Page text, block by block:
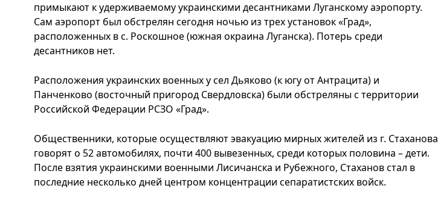
примыкают к удерживаемому украинскими десантниками Луганскому аэропорту.
Сам аэропорт был обстрелян сегодня ночью из трех установок «Град»,
расположенных в с. Роскошное (южная окраина Луганска). Потерь среди
десантников нет.
Расположения украинских военных у сел Дьяково (к югу от Антрацита) и
Панченково (восточный пригород Свердловска) были обстреляны с территории
Российской Федерации РСЗО «Град».
Общественники, которые осуществляют эвакуацию мирных жителей из г. Стаханова
говорят о 52 автомобилях, почти 400 вывезенных, среди которых половина – дети.
После взятия украинскими военными Лисичанска и Рубежного, Стаханов стал в
последние несколько дней центром концентрации сепаратистских войск.